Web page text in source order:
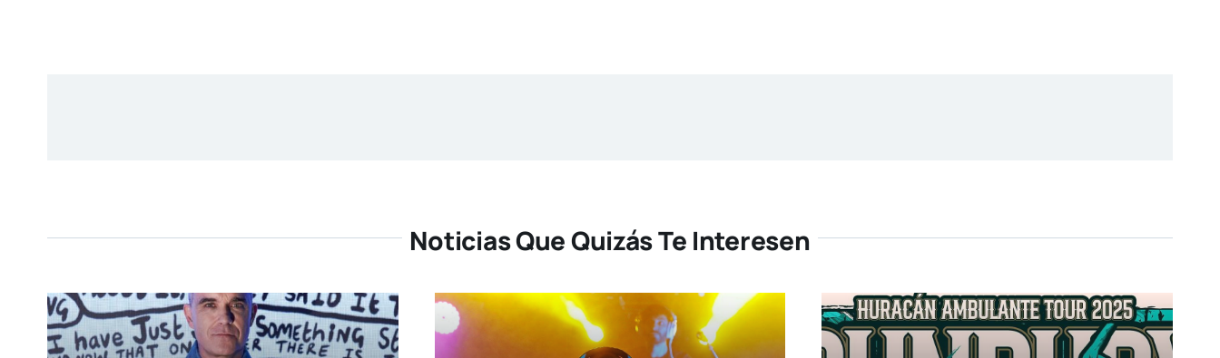
Noticias Que Quizás Te Interesen